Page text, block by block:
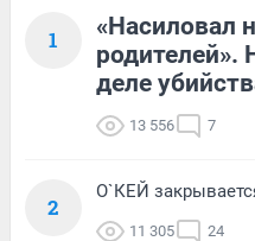
1
«Насиловал
родителей».
деле
13 556 7
2
О`КЕЙ
11 305 24